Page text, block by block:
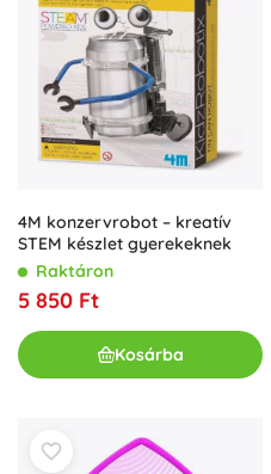
4M konzervrobot – kreatív
STEM készlet gyerekeknek
Raktáron
5 850 Ft
Kosárba